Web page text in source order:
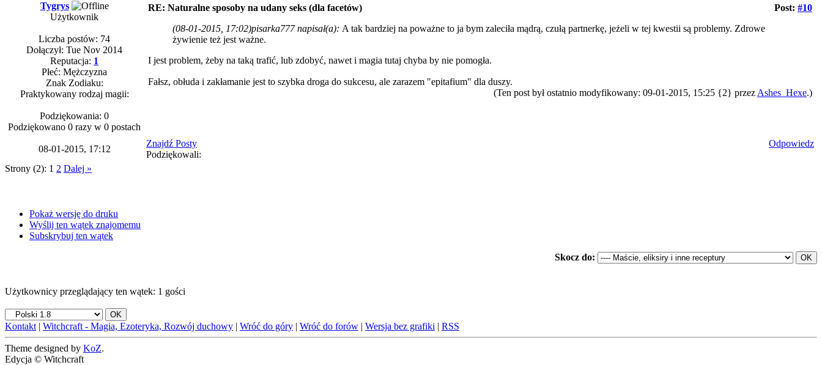
Tygrys
Użytkownik
Liczba postów: 74
Dołączył: Tue Nov 2014
Reputacja: 1
Płeć: Mężczyzna
Znak Zodiaku:
Praktykowany rodzaj magii:
Podziękowania: 0
Podziękowano 0 razy w 0 postach
Post: #10
RE: Naturalne sposoby na udany seks (dla facetów)
(08-01-2015, 17:02)pisarka777 napisał(a): A tak bardziej na poważne to ja bym zaleciła mądrą, czułą partnerkę, jeżeli w tej kwestii są problemy. Zdrowe
żywienie też jest ważne.
I jest problem, żeby na taką trafić, lub zdobyć, nawet i magia tutaj chyba by nie pomogła.
Fałsz, obłuda i zakłamanie jest to szybka droga do sukcesu, ale zarazem "epitafium" dla duszy.
(Ten post był ostatnio modyfikowany: 09-01-2015, 15:25 {2} przez Ashes_Hexe.)
08-01-2015, 17:12
Znajdź Posty
Odpowiedz
Podziękowali:
Strony (2): 1 2 Dalej »
Pokaż wersję do druku
Wyślij ten wątek znajomemu
Subskrybuj ten wątek
Skocz do:
Użytkownicy przeglądający ten wątek: 1 gości
Kontakt | Witchcraft - Magia, Ezoteryka, Rozwój duchowy | Wróć do góry | Wróć do forów | Wersja bez grafiki | RSS
Theme designed by KoZ.
Edycja © Witchcraft